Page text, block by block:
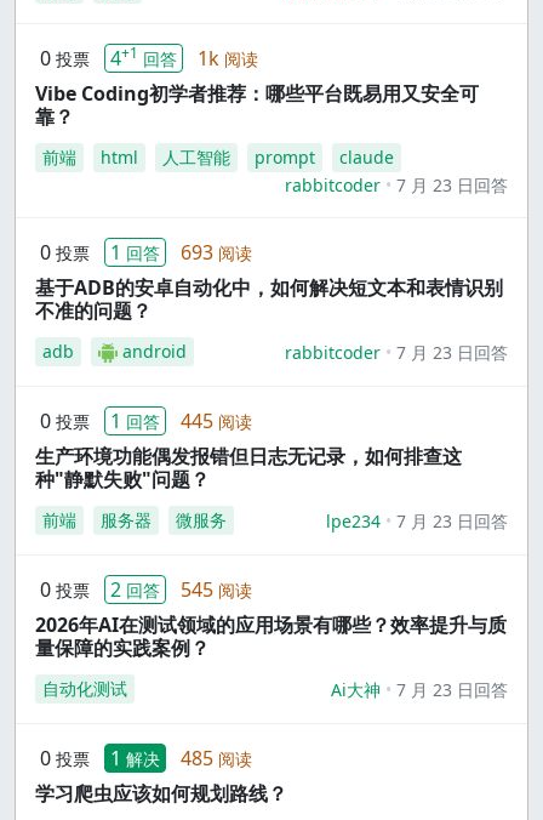
0 投票 4+1 回答 1k 阅读
Vibe Coding初学者推荐：哪些平台既易用又安全可
靠？
前端 html 人工智能 prompt
claude
rabbitcoder
7 月 23 日回答
0 投票 1 回答 693 阅读
基于ADB的安卓自动化中，如何解决短文本和表情识别
不准的问题？
adb android rabbitcoder 7 月 23 日回答
0 投票 1 回答 445 阅读
生产环境功能偶发报错但日志无记录，如何排查这
种"静默失败"问题？
前端 服务器 微服务 lpe234 7 月 23 日回答
0 投票 2 回答 545 阅读
2026年AI在测试领域的应用场景有哪些？效率提升与质
量保障的实践案例？
自动化测试 Ai大神 7 月 23 日回答
0 投票 1 解决 485 阅读
学习爬虫应该如何规划路线？